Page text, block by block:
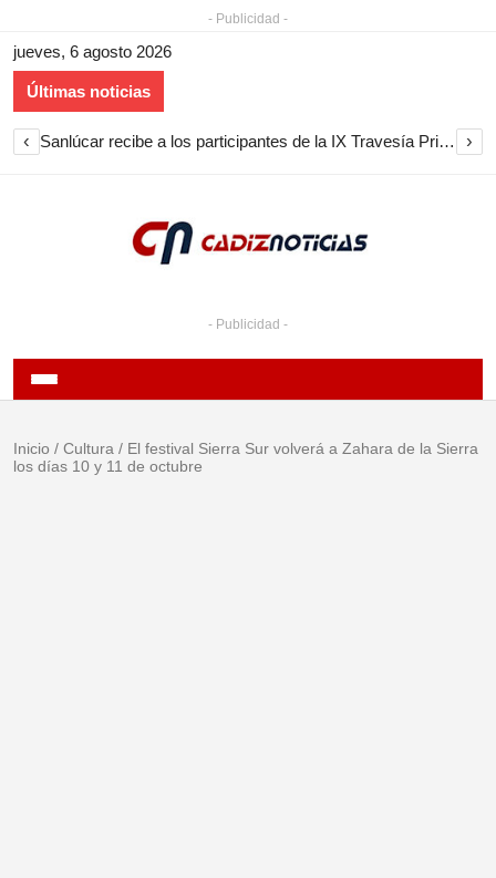
- Publicidad -
jueves, 6 agosto 2026
Últimas noticias
‹ Sanlúcar recibe a los participantes de la IX Travesía Primera Circunnavegación a Vela ›
- Publicidad -
Inicio / Cultura / El festival Sierra Sur volverá a Zahara de la Sierra
los días 10 y 11 de octubre